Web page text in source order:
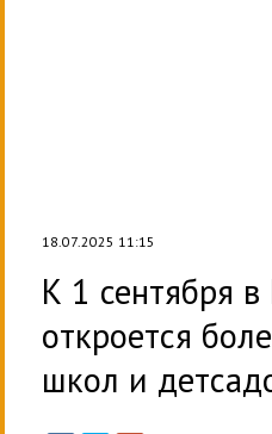
18.07.2025 11:15
К 1 сентября
откроется
школ и